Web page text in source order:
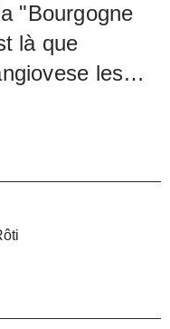
"Bourgogne
là que
les
créateur du
Les travaux